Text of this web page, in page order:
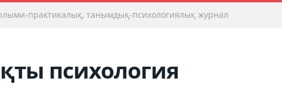
практикалық, танымдық-психологиялық журнал